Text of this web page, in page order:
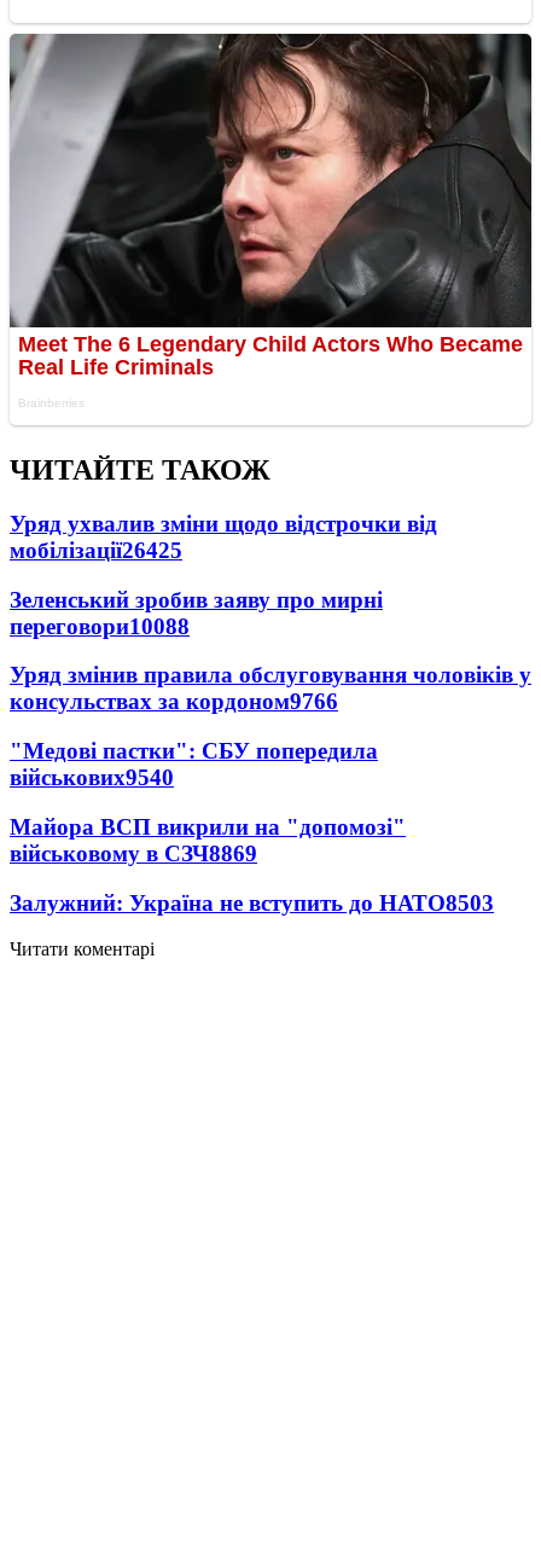
ЧИТАЙТЕ ТАКОЖ
Уряд ухвалив зміни щодо відстрочки від
мобілізації26425
Зеленський зробив заяву про мирні
переговори10088
Уряд змінив правила обслуговування чоловіків у
консульствах за кордоном9766
"Медові пастки": СБУ попередила
військових9540
Майора ВСП викрили на "допомозі"
військовому в СЗЧ8869
Залужний: Україна не вступить до НАТО8503
Читати коментарі